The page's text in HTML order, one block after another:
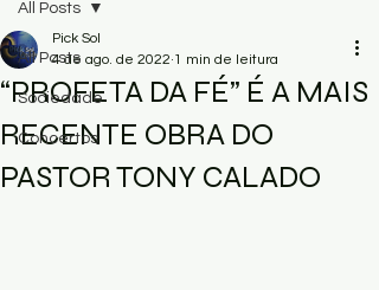
All Posts
Sociedade
Concertos
All Posts
“PROFETA DA FÉ” É A MAIS
RECENTE OBRA DO
PASTOR TONY CALADO
Pick Sol
4 de ago. de 2022 1 min de leitura